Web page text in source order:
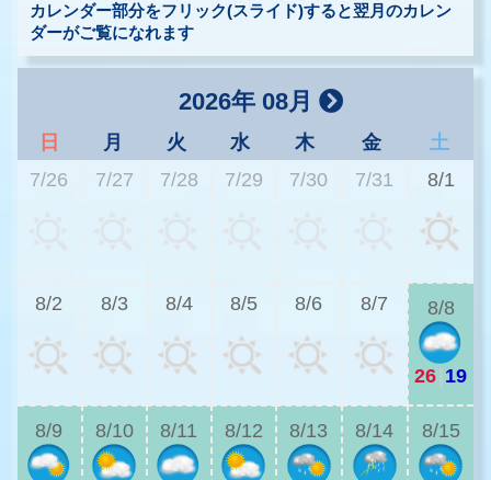
カレンダー部分をフリック(スライド)すると翌月のカレン
ダーがご覧になれます
2026年 08月
日 月 火 水 木 金
土
7/26
7/27 7/28 7/29 7/30 7/31 8/1
8/2 8/3 8/4 8/5 8/6 8/7 8/8
26 19
8/9 8/10 8/11 8/12 8/13 8/14 8/15